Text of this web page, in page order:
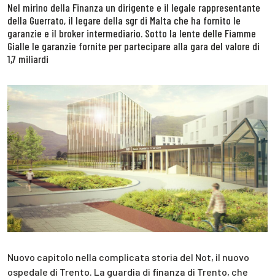
Nel mirino della Finanza un dirigente e il legale rappresentante
della Guerrato, il legare della sgr di Malta che ha fornito le
garanzie e il broker intermediario. Sotto la lente delle Fiamme
Gialle le garanzie fornite per partecipare alla gara del valore di
1,7 miliardi
Nuovo capitolo nella complicata storia del Not, il nuovo
ospedale di Trento. La guardia di finanza di Trento, che